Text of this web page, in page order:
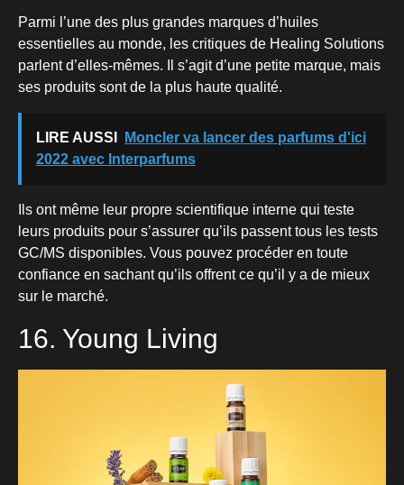
Parmi l’une des plus grandes marques d’huiles
essentielles au monde, les critiques de Healing Solutions
parlent d’elles-mêmes. Il s’agit d’une petite marque, mais
ses produits sont de la plus haute qualité.
LIRE AUSSI
Moncler va lancer des parfums d'ici
2022 avec Interparfums
Ils ont même leur propre scientifique interne qui teste
leurs produits pour s’assurer qu’ils passent tous les tests
GC/MS disponibles. Vous pouvez procéder en toute
confiance en sachant qu’ils offrent ce qu’il y a de mieux
sur le marché.
16. Young Living